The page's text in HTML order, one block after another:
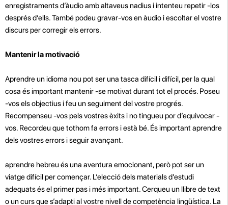
enregistraments d’àudio amb altaveus nadius i intenteu repetir -los
després d’ells. També podeu gravar-vos en àudio i escoltar el vostre
discurs per corregir els errors.
Mantenir la motivació
Aprendre un idioma nou pot ser una tasca difícil i difícil, per la qual
cosa és important mantenir -se motivat durant tot el procés. Poseu
-vos els objectius i feu un seguiment del vostre progrés.
Recompenseu -vos pels vostres èxits i no tingueu por d’equivocar -
vos. Recordeu que tothom fa errors i està bé. És important aprendre
dels vostres errors i seguir avançant.
aprendre hebreu és una aventura emocionant, però pot ser un
viatge difícil per començar. L’elecció dels materials d’estudi
adequats és el primer pas i més important. Cerqueu un llibre de text
o un curs que s’adapti al vostre nivell de competència lingüística. La